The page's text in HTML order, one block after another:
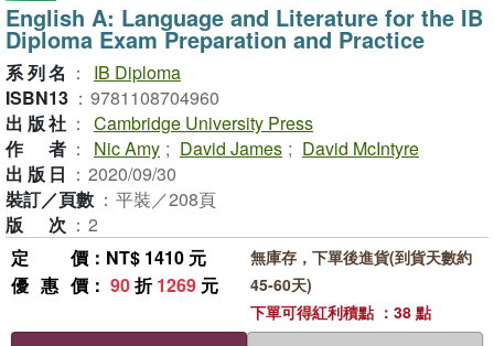
English A: Language and Literature for the IB
Diploma Exam Preparation and Practice
系列名 ：
IB Diploma
ISBN13 ： 9781108704960
出版社 ： Cambridge University Press
作者 ： Nic Amy ; David James ; David McIntyre
出版日 ： 2020/09/30
裝訂／頁數 ： 平裝／208頁
版次 ： 2
定價 ：NT$ 1410 元
優惠價 ： 90折1269 元
無庫存，下單後進貨(到貨天數約
45-60天)
下單可得紅利積點 ：38 點